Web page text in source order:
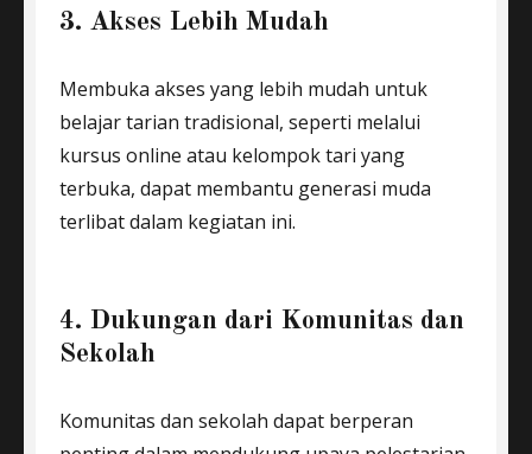
3. Akses Lebih Mudah
Membuka akses yang lebih mudah untuk
belajar tarian tradisional, seperti melalui
kursus online atau kelompok tari yang
terbuka, dapat membantu generasi muda
terlibat dalam kegiatan ini.
4. Dukungan dari Komunitas dan
Sekolah
Komunitas dan sekolah dapat berperan